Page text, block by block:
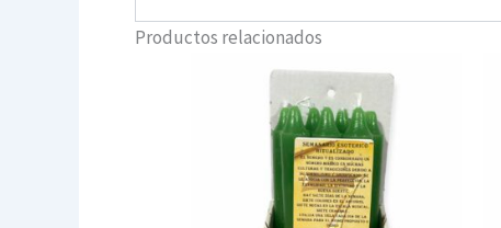
Productos relacionados